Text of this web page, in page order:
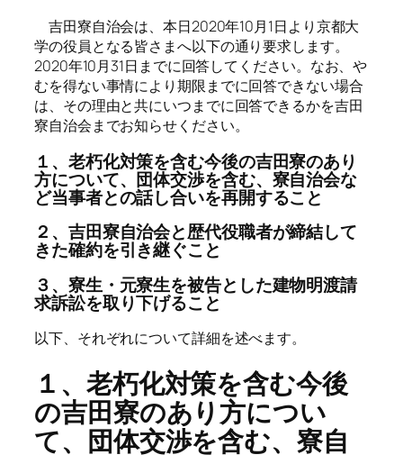
吉田寮自治会は、本日2020年10月1日より京都大
学の役員となる皆さまへ以下の通り要求します。
2020年10月31日までに回答してください。なお、や
むを得ない事情により期限までに回答できない場合
は、その理由と共にいつまでに回答できるかを吉田
寮自治会までお知らせください。
１、老朽化対策を含む今後の吉田寮のあり
方について、団体交渉を含む、寮自治会な
ど当事者との話し合いを再開すること
２、吉田寮自治会と歴代役職者が締結して
きた確約を引き継ぐこと
３、寮生・元寮生を被告とした建物明渡請
求訴訟を取り下げること
以下、それぞれについて詳細を述べます。
１、老朽化対策を含む今後
の吉田寮のあり方につい
て、団体交渉を含む、寮自